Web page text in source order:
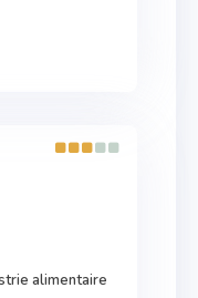
alimentaire